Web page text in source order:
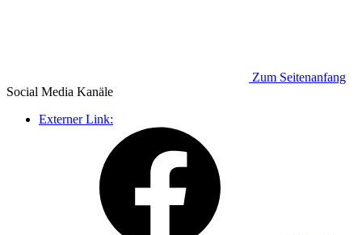
Zum Seitenanfang
Social Media Kanäle
Externer Link: